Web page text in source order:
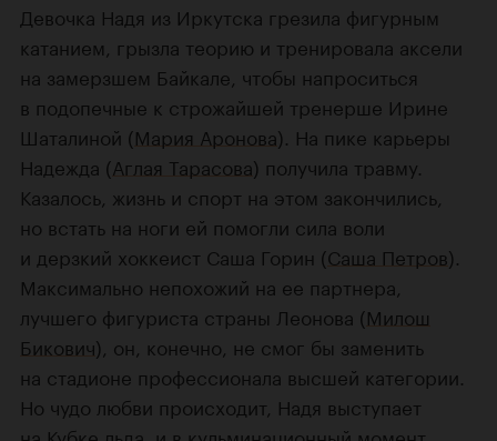
Девочка Надя из Иркутска грезила фигурным
катанием, грызла теорию и тренировала аксели
на замерзшем Байкале, чтобы напроситься
в подопечные к строжайшей тренерше Ирине
Шаталиной (Мария Аронова). На пике карьеры
Надежда (Аглая Тарасова) получила травму.
Казалось, жизнь и спорт на этом закончились,
но встать на ноги ей помогли сила воли
и дерзкий хоккеист Саша Горин (Саша Петров).
Максимально непохожий на ее партнера,
лучшего фигуриста страны Леонова (Милош
Бикович), он, конечно, не смог бы заменить
на стадионе профессионала высшей категории.
Но чудо любви происходит, Надя выступает